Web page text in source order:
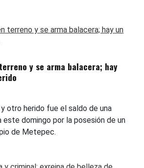
terreno y se arma balacera; hay
otro herido fue el saldo de una
este domingo por la posesión de un
de Metepec.